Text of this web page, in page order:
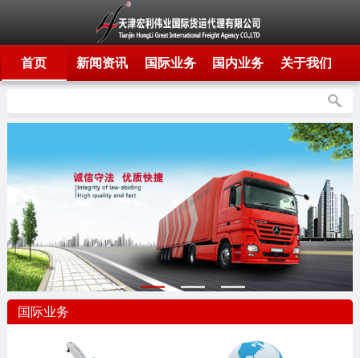
首页 新闻资讯 国际业务 国内业务 关于我们
国际业务